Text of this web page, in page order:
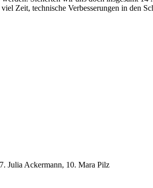
Zeit, technische Verbesserungen in den
Julia Ackermann, 10. Mara Pilz